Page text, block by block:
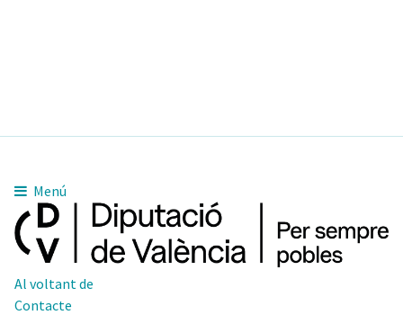
Menú
Al voltant de
Contacte